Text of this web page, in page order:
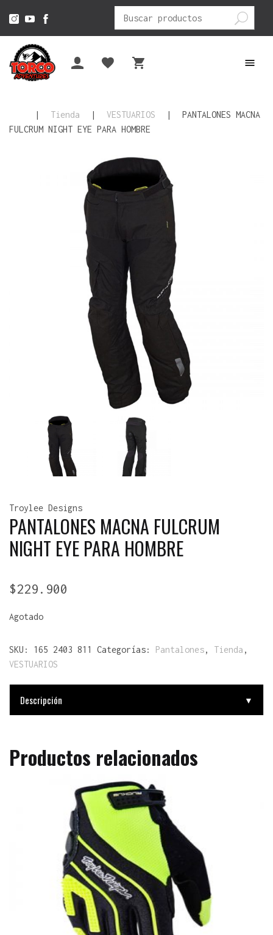
Buscar
por:
| Tienda | VESTUARIOS |
PANTALONES MACNA
FULCRUM NIGHT EYE PARA HOMBRE
Troylee Designs
PANTALONES MACNA FULCRUM
NIGHT EYE PARA HOMBRE
$229.900
Agotado
SKU: 165 2403 811 Categorías: Pantalones, Tienda ,
VESTUARIOS
Descripción ▼
Productos relacionados